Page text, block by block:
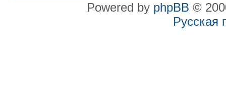
Powered by phpBB ©
Русская